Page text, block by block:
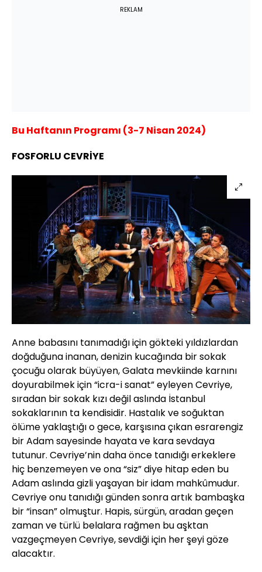
REKLAM
Bu Haftanın Programı (3-7 Nisan 2024)
FOSFORLU CEVRİYE
Anne babasını tanımadığı için gökteki yıldızlardan
doğduğuna inanan, denizin kucağında bir sokak
çocuğu olarak büyüyen, Galata mevkiinde karnını
doyurabilmek için “icra-i sanat” eyleyen Cevriye,
sıradan bir sokak kızı değil aslında İstanbul
sokaklarının ta kendisidir. Hastalık ve soğuktan
ölüme yaklaştığı o gece, karşısına çıkan esrarengiz
bir Adam sayesinde hayata ve kara sevdaya
tutunur. Cevriye’nin daha önce tanıdığı erkeklere
hiç benzemeyen ve ona “siz” diye hitap eden bu
Adam aslında gizli yaşayan bir idam mahkûmudur.
Cevriye onu tanıdığı günden sonra artık bambaşka
bir “insan” olmuştur. Hapis, sürgün, aradan geçen
zaman ve türlü belalara rağmen bu aşktan
vazgeçmeyen Cevriye, sevdiği için her şeyi göze
alacaktır.